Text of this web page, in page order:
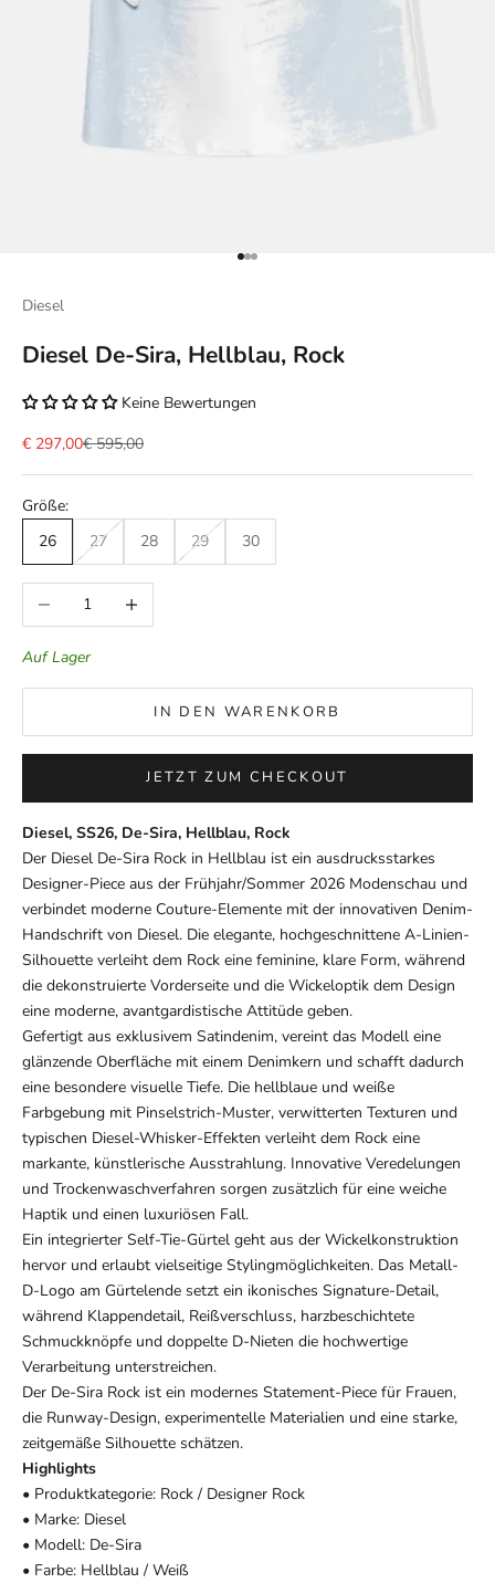
Gehe zu Element 1
Gehe zu Element 2
Gehe zu Element 3
Diesel
Diesel De-Sira, Hellblau, Rock
Keine Bewertungen
Angebot
€ 297,00Regulärer Preis
€ 595,00
Größe:
26
27 28 29 30
Anzahl verringernAnzahl erhöhen
Auf Lager
IN DEN WARENKORB
JETZT ZUM CHECKOUT
Diesel, SS26, De-Sira, Hellblau, Rock
Der Diesel De-Sira Rock in Hellblau ist ein ausdrucksstarkes
Designer-Piece aus der Frühjahr/Sommer 2026 Modenschau und
verbindet moderne Couture-Elemente mit der innovativen Denim-
Handschrift von Diesel. Die elegante, hochgeschnittene A-Linien-
Silhouette verleiht dem Rock eine feminine, klare Form, während
die dekonstruierte Vorderseite und die Wickeloptik dem Design
eine moderne, avantgardistische Attitüde geben.
Gefertigt aus exklusivem Satindenim, vereint das Modell eine
glänzende Oberfläche mit einem Denimkern und schafft dadurch
eine besondere visuelle Tiefe. Die hellblaue und weiße
Farbgebung mit Pinselstrich-Muster, verwitterten Texturen und
typischen Diesel-Whisker-Effekten verleiht dem Rock eine
markante, künstlerische Ausstrahlung. Innovative Veredelungen
und Trockenwaschverfahren sorgen zusätzlich für eine weiche
Haptik und einen luxuriösen Fall.
Ein integrierter Self-Tie-Gürtel geht aus der Wickelkonstruktion
hervor und erlaubt vielseitige Stylingmöglichkeiten. Das Metall-
D-Logo am Gürtelende setzt ein ikonisches Signature-Detail,
während Klappendetail, Reißverschluss, harzbeschichtete
Schmuckknöpfe und doppelte D-Nieten die hochwertige
Verarbeitung unterstreichen.
Der De-Sira Rock ist ein modernes Statement-Piece für Frauen,
die Runway-Design, experimentelle Materialien und eine starke,
zeitgemäße Silhouette schätzen.
Highlights
• Produktkategorie: Rock / Designer Rock
• Marke: Diesel
• Modell: De-Sira
• Farbe: Hellblau / Weiß